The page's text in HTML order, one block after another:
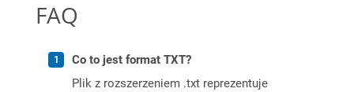
FAQ
Co to jest format TXT?
Plik z rozszerzeniem .txt reprezentuje